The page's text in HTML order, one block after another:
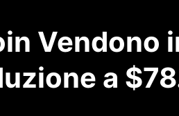
Vendono
a